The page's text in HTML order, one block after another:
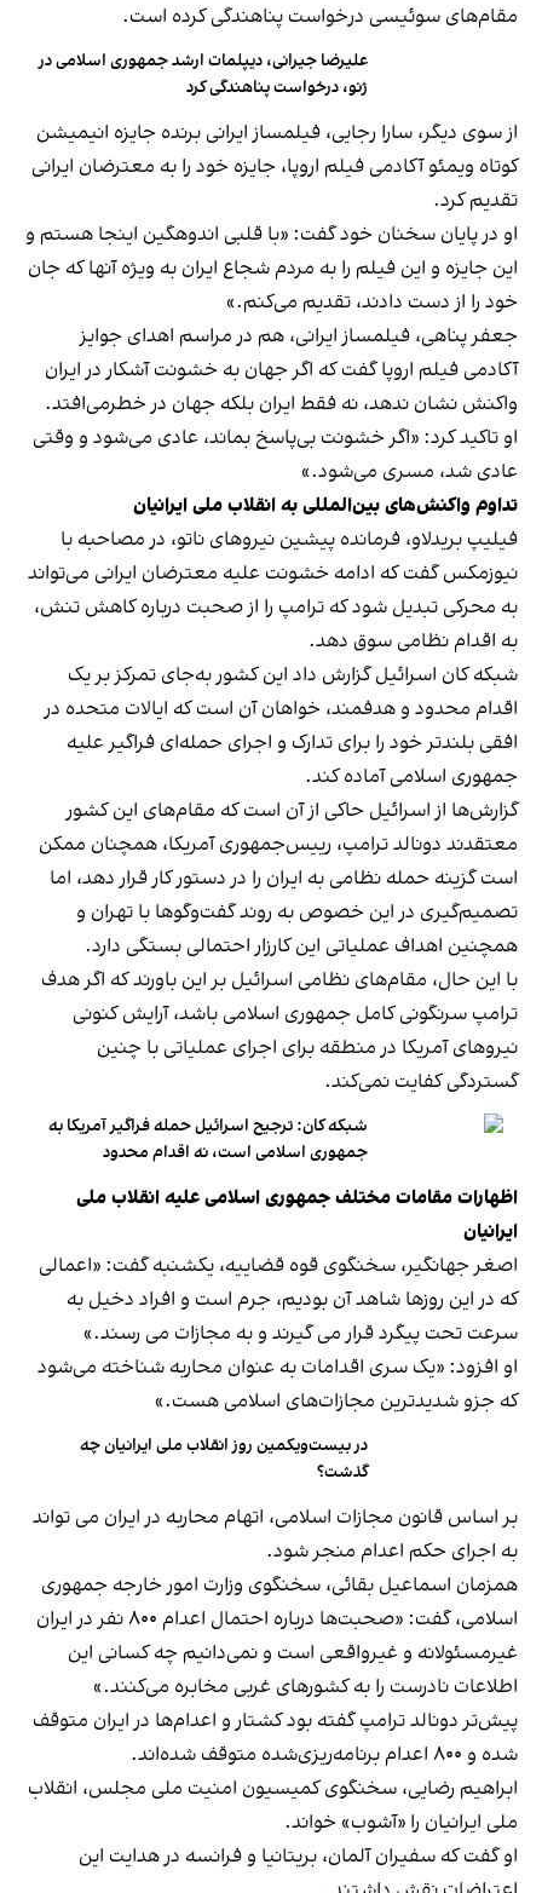
مقام‌های سوئیسی درخواست پناهندگی کرده است.
علیرضا جیرانی، دیپلمات ارشد جمهوری اسلامی در
ژنو، درخواست پناهندگی کرد
از سوی دیگر، سارا رجایی، فیلمساز ایرانی برنده جایزه انیمیشن
کوتاه ویمئو آکادمی فیلم اروپا، جایزه خود را به معترضان ایرانی
تقدیم کرد.
او در پایان سخنان خود گفت: «با قلبی اندوهگین اینجا هستم و
این جایزه و این فیلم را به مردم شجاع ایران به ویژه آنها که جان
خود را از دست دادند، تقدیم می‌کنم.»
جعفر پناهی، فیلمساز ایرانی، هم در مراسم اهدای جوایز
آکادمی فیلم اروپا گفت که اگر جهان به خشونت آشکار در ایران
واکنش نشان ندهد، نه فقط ایران بلکه جهان در خطرمی‌افتد.
او تاکید کرد: «اگر خشونت بی‌پاسخ بماند، عادی می‌شود و وقتی
عادی شد، مسری می‌شود.»
تداوم واکنش‌های بین‌المللی به انقلاب ملی ایرانیان
فیلیپ بریدلاو، فرمانده پیشین نیروهای ناتو، در مصاحبه با
نیوزمکس گفت که ادامه خشونت علیه معترضان ایرانی می‌تواند
به محرکی تبدیل شود که ترامپ را از صحبت درباره کاهش تنش،
به اقدام نظامی سوق دهد.
شبکه کان اسرائیل گزارش داد این کشور به‌جای تمرکز بر یک
اقدام محدود و هدفمند، خواهان آن است که ایالات متحده در
افقی بلندتر خود را برای تدارک و اجرای حمله‌ای فراگیر علیه
جمهوری اسلامی آماده کند.
گزارش‌ها از اسرائیل حاکی از آن است که مقام‌های این کشور
معتقدند دونالد ترامپ، رییس‌جمهوری آمریکا، همچنان ممکن
است گزینه حمله نظامی به ایران را در دستور کار قرار دهد، اما
تصمیم‌گیری در این خصوص به روند گفت‌وگوها با تهران و
همچنین اهداف عملیاتی این کارزار احتمالی بستگی دارد.
با این حال، مقام‌های نظامی اسرائیل بر این باورند که اگر هدف
ترامپ سرنگونی کامل جمهوری اسلامی باشد، آرایش کنونی
نیروهای آمریکا در منطقه برای اجرای عملیاتی با چنین
گستردگی کفایت نمی‌کند.
شبکه کان: ترجیح اسرائیل حمله فراگیر آمریکا به
جمهوری اسلامی است، نه اقدام محدود
اظهارات مقامات مختلف جمهوری اسلامی علیه انقلاب ملی
ایرانیان
اصغر جهانگیر، سخنگوی قوه قضاییه، یکشنبه گفت: «اعمالی
که در این روزها شاهد آن بودیم، جرم است و افراد دخیل به
سرعت تحت پیگرد قرار می گیرند و به مجازات می رسند.»
او افزود: «یک سری اقدامات به عنوان محاربه شناخته می‌شود
که جزو شدیدترین مجازات‌های اسلامی هست.»
در بیست‌و‌یکمین روز انقلاب ملی ایرانیان چه
گذشت؟
بر اساس قانون مجازات اسلامی، اتهام محاربه در ایران می تواند
به اجرای حکم اعدام منجر شود.
همزمان اسماعیل بقائی، سخنگوی وزارت امور خارجه جمهوری
اسلامی، گفت: «صحبت‌ها درباره احتمال اعدام ۸۰۰ نفر در ایران
غیرمسئولانه و غیرواقعی است و نمی‌دانیم چه کسانی این
اطلاعات نادرست را به کشورهای غربی مخابره می‌کنند.»
پیش‌تر دونالد ترامپ گفته بود کشتار و اعدام‌ها در ایران متوقف
شده و ۸۰۰ اعدام برنامه‌ریزی‌شده متوقف شده‌اند.
ابراهیم رضایی، سخنگوی کمیسیون امنیت ملی مجلس، انقلاب
ملی ایرانیان را «آشوب» خواند.
او گفت که سفیران آلمان، بریتانیا و فرانسه در هدایت این